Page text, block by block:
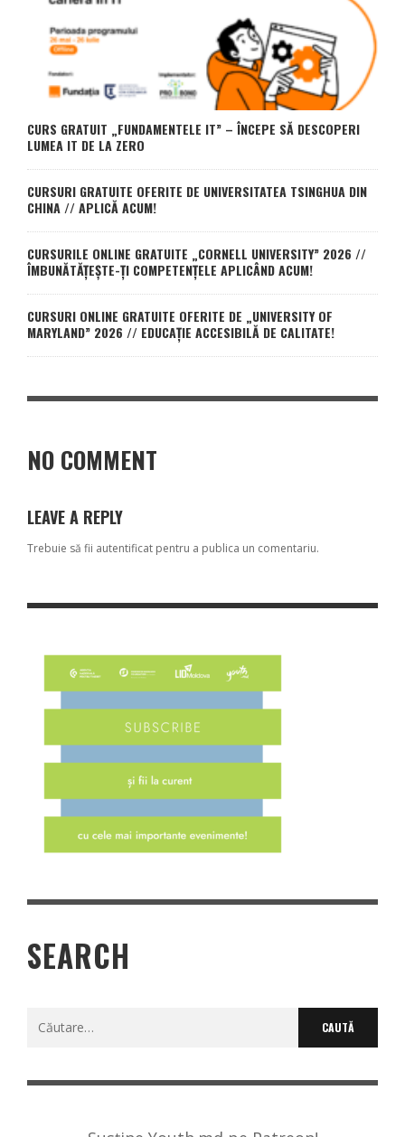
CURS GRATUIT „FUNDAMENTELE IT” – ÎNCEPE SĂ DESCOPERI
LUMEA IT DE LA ZERO
CURSURI GRATUITE OFERITE DE UNIVERSITATEA TSINGHUA DIN
CHINA // APLICĂ ACUM!
CURSURILE ONLINE GRATUITE „CORNELL UNIVERSITY” 2026 //
ÎMBUNĂTĂȚEȘTE-ȚI COMPETENȚELE APLICÂND ACUM!
CURSURI ONLINE GRATUITE OFERITE DE „UNIVERSITY OF
MARYLAND” 2026 // EDUCAȚIE ACCESIBILĂ DE CALITATE!
NO COMMENT
LEAVE A REPLY
Trebuie să fii autentificat pentru a publica un comentariu.
SEARCH